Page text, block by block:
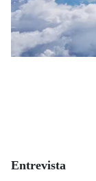
Entrevista